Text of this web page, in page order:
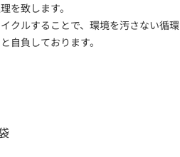
を致します。
クルすることで、環境を汚さない循環
自負しております。